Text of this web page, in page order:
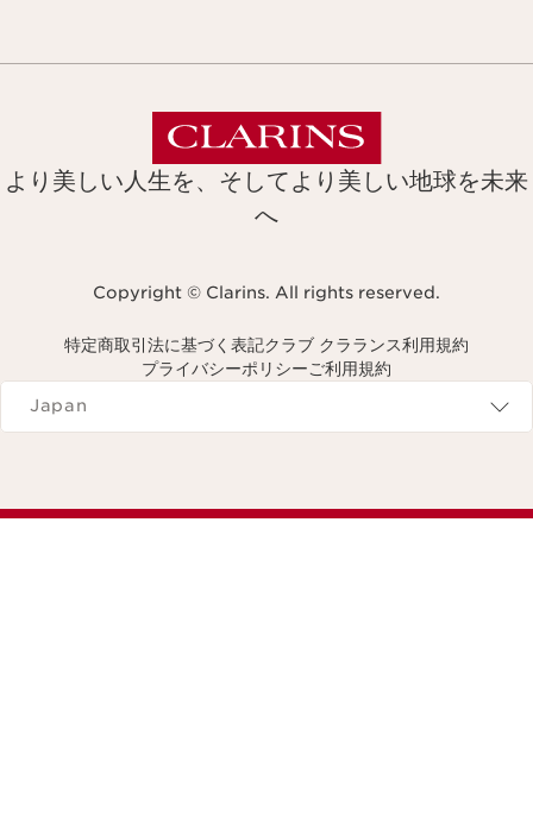
より美しい人生を、そしてより美しい地球を未来
へ
Copyright © Clarins. All rights reserved.
特定商取引法に基づく表記クラブ クラランス利用規約
プライバシーポリシーご利用規約
Navigates to
Japan